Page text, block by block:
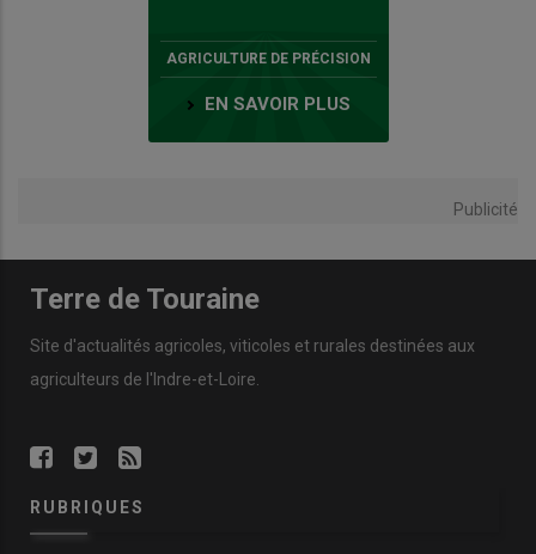
AGRICULTURE DE PRÉCISION
EN SAVOIR PLUS
Publicité
Terre de Touraine
Site d'actualités agricoles, viticoles et rurales destinées aux
agriculteurs de l'Indre-et-Loire.
RUBRIQUES